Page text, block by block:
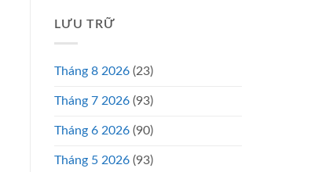
LƯU TRỮ
Tháng 8 2026 (23)
Tháng 7 2026 (93)
Tháng 6 2026 (90)
Tháng 5 2026 (93)